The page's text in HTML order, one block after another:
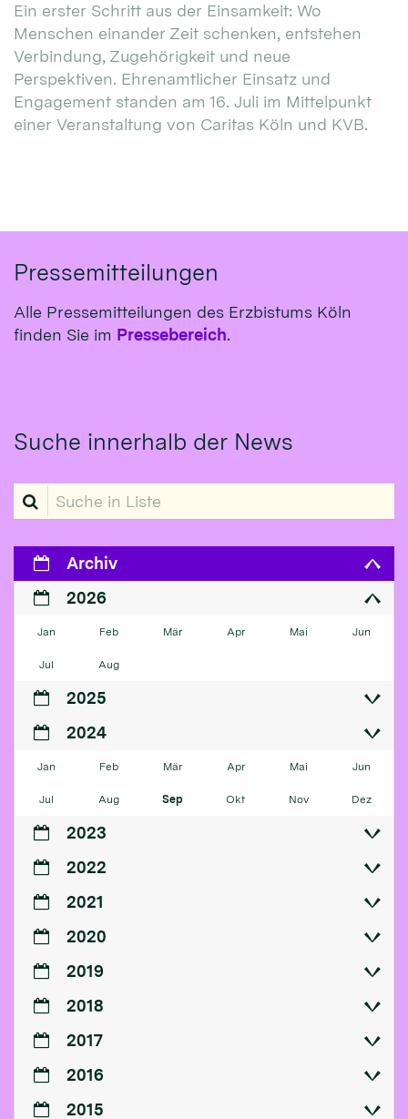
Ein erster Schritt aus der Einsamkeit: Wo
Menschen einander Zeit schenken, entstehen
Verbindung, Zugehörigkeit und neue
Perspektiven. Ehrenamtlicher Einsatz und
Engagement standen am 16. Juli im Mittelpunkt
einer Veranstaltung von Caritas Köln und KVB.
Pressemitteilungen
Alle Pressemitteilungen des Erzbistums Köln
finden Sie im Pressebereich.
Suche innerhalb der News
Suche in Liste
Archiv
2026
Jan Feb Mär Apr Mai Jun
Jul Aug
2025
2024
Jan Feb Mär Apr Mai Jun
Jul Aug Sep Okt Nov Dez
2023
2022
2021
2020
2019
2018
2017
2016
2015